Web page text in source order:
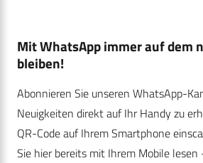
Mit WhatsApp immer auf dem
bleiben!
Abonnieren Sie unseren WhatsApp-
Neuigkeiten direkt auf Ihr Handy zu
QR-Code auf Ihrem Smartphone
Sie hier bereits mit Ihrem Mobile lesen